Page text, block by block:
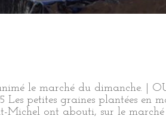
le marché du dimanche. |
Les petites graines plantées en
Michel ont abouti, sur le marché